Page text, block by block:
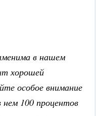
в нашем
хорошей
особое внимание
нем 100 процентов